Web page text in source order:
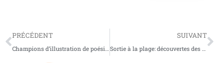
PRÉCÉDENT
Champions d’illustration de poésie (juin)
SUIVANT
Sortie à la plage: découvertes des animaux de la plage